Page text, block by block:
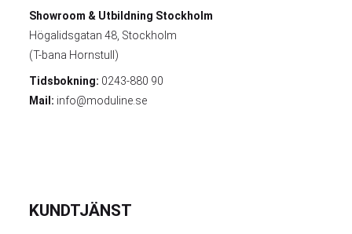
Showroom & Utbildning Stockholm
Högalidsgatan 48, Stockholm
(T-bana Hornstull)
Tidsbokning: 0243-880 90
Mail: info@moduline.se
KUNDTJÄNST